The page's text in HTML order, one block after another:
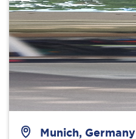
Munich, Germany